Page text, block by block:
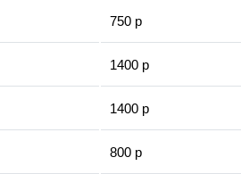
750 р
1400 р
1400 р
800 р